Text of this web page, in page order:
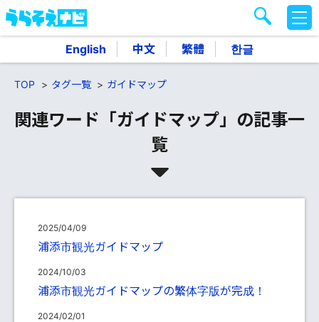
English 中文 繁體 한글
M
E
TOP タグ一覧 ガイドマップ
関連ワード「ガイドマップ」の記事一
覧
2025/04/09
浦添市観光ガイドマップ
2024/10/03
浦添市観光ガイドマップの繁体字版が完成！
2024/02/01